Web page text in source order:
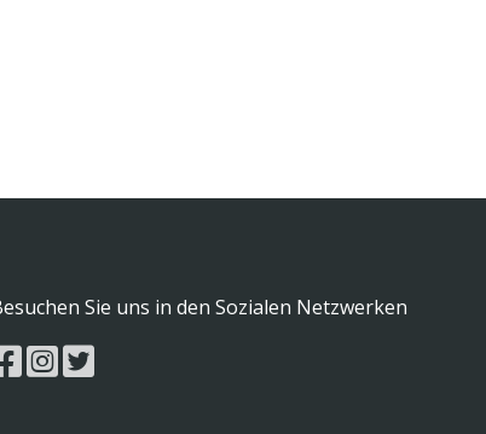
Sie uns in den Sozialen Netzwerken